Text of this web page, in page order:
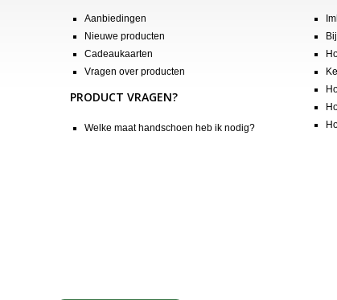
Aanbiedingen
Nieuwe producten
Cadeaukaarten
Vragen over producten
PRODUCT VRAGEN?
Welke maat handschoen heb ik nodig?